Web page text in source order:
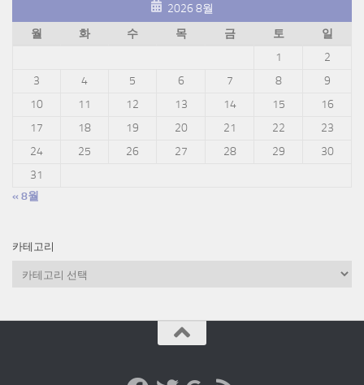
2026 8월
월
화 수 목 금 토
일
1
2
3
4 5 6 7 8
9
10
11 12 13 14 15
16
17
18 19 20 21 22
23
24
25 26 27 28 29
30
31
« 8월
카테고리
리